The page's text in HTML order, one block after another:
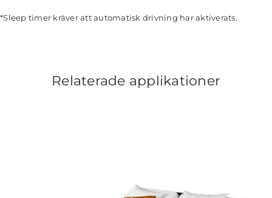
*Sleep timer kräver att automatisk drivning har aktiverats.
Relaterade applikationer